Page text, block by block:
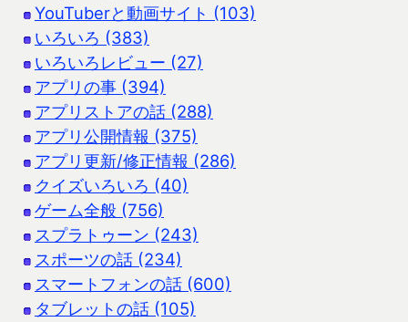
YouTuberと動画サイト (103)
いろいろ (383)
いろいろレビュー (27)
アプリの事 (394)
アプリストアの話 (288)
アプリ公開情報 (375)
アプリ更新/修正情報 (286)
クイズいろいろ (40)
ゲーム全般 (756)
スプラトゥーン (243)
スポーツの話 (234)
スマートフォンの話 (600)
タブレットの話 (105)